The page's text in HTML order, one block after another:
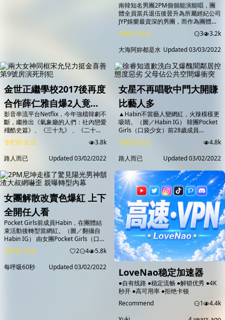
轉型內幕
南韓知名男團2PM個個能演能唱，團
體全員當兵退伍後晉升為所屬經紀公司
JYP娛樂最資深的男團，而作為團體內
唯一一位外國人的泰國籍成員尼坤
（Nickhun），也等到所有人退伍後，
再以2PM的名義帶著新專輯回歸樂
壇。不料，向來以精緻臉蛋而被粉絲封
為「泰國王子」的尼坤，日前竟突然曝
光曬得全臉黝黑、冒出鬍渣的大叔模
樣，掀起一片熱議。 尼坤新電影的造
型引起粉絲熱議。（圖／翻攝自IG）
尼坤為新片造型...
专栏区-生活 3
3.2k
大海阿妳都是水 Updated03/03/2022
金世正繼學校2017後再度
合作薛仁雅自爆2人竟被
工作人員喊恐龍妹
影音串流平台Netflix，今年強檔韓劇不
斷，繼推出《氣象廳的人們：社內戀愛
殘酷史篇》、《三十九》 、《二十
五，二十一》三部叫好叫座的人氣韓劇
之後，2/28起每週一二晚上10點半將
獨家與韓國同天上線播出由安孝燮、金
世正主演的辦公室甜寵劇《社內相
親》。在該劇上月25日所舉行的新戲
記者會上，安孝燮坦言為詮釋高冷霸氣
總裁忙著自我洗腦，努力成為一個超自
戀的人；薛仁雅對於二度與金世正合作
感到非常開心，...
专栏区-生活
3.8k
路人而已
Updated03/02/2022
女星不再唱歌中門大開賺
比藝人多
▲Habin不當藝人變網紅，火辣模樣更
吸睛。（圖／Habin IG） 韓團Pocket
Girls（口袋少女）前28歲成員
Habin，在團體解散後改當網紅，除了
接拍也會直播與粉絲互動，時常於IG
分享辣尺度照片的她，吸引32萬粉絲
追蹤，魅力無法擋，「賣姿色不賣身」
知名度遠勝過藝人時期。 ▲Habin有顏
有身材。（圖／Habin IG） Pocket
Girls於2015年發片出道，以性感...
专栏区-生活
4.8k
路人而已
Updated03/02/2022
女團解散改賣色爆紅 上下
全開任人看
Pocket Girls前成員Habin，在團體結
束活動後轉型當網紅。（圖／翻攝自
Habin IG） 由女團Pocket Girls（口袋
少女）出身的前28歲成員Habin，在團
體結束活動後轉型當起性感網紅，除了
接平面拍攝外，她還開設個人YouTube
以及直播與粉絲互動，然而擁有姣好身
专栏区-生活 2 4
5.8k
每呼吸60秒
Updated03/02/2022 LoveNao稳定加速器
●自有线路 ●稳定流畅 ●解锁优秀 ●4K
秒开 ●高可用率 ●拒绝卡顿
Recommend
1
4.4k